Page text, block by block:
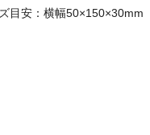
目安：横幅50×150×30mm